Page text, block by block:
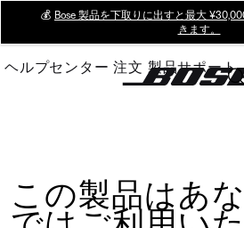
Main
💰 Bose 製品を下取りに出すと最大
きます。
ヘルプセンター 注文 製品サポート
この製品はあ
ではご利用い